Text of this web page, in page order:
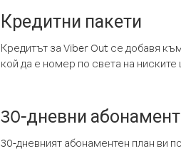
Кредитни пакети
Кредитът за Viber Out се добавя
кой да е номер по света на ниските
30-дневни
30-дневният абонаментен план ви